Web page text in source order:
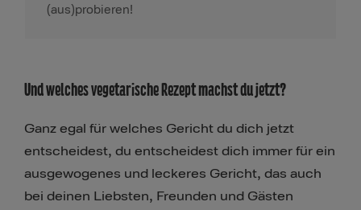
(aus)probieren!
Und welches vegetarische Rezept machst du jetzt?
Ganz egal für welches Gericht du dich jetzt
entscheidest, du entscheidest dich immer für ein
ausgewogenes und leckeres Gericht, das auch
bei deinen Liebsten, Freunden und Gästen